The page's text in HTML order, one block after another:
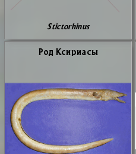
Stictorhinus
Род Кси­ри­а­сы